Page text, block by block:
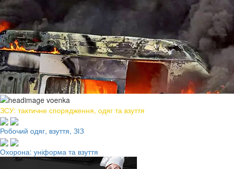
ЗСУ: тактичне спорядження, одяг та взуття
Робочий одяг, взуття, ЗІЗ
Охорона: уніформа та взуття